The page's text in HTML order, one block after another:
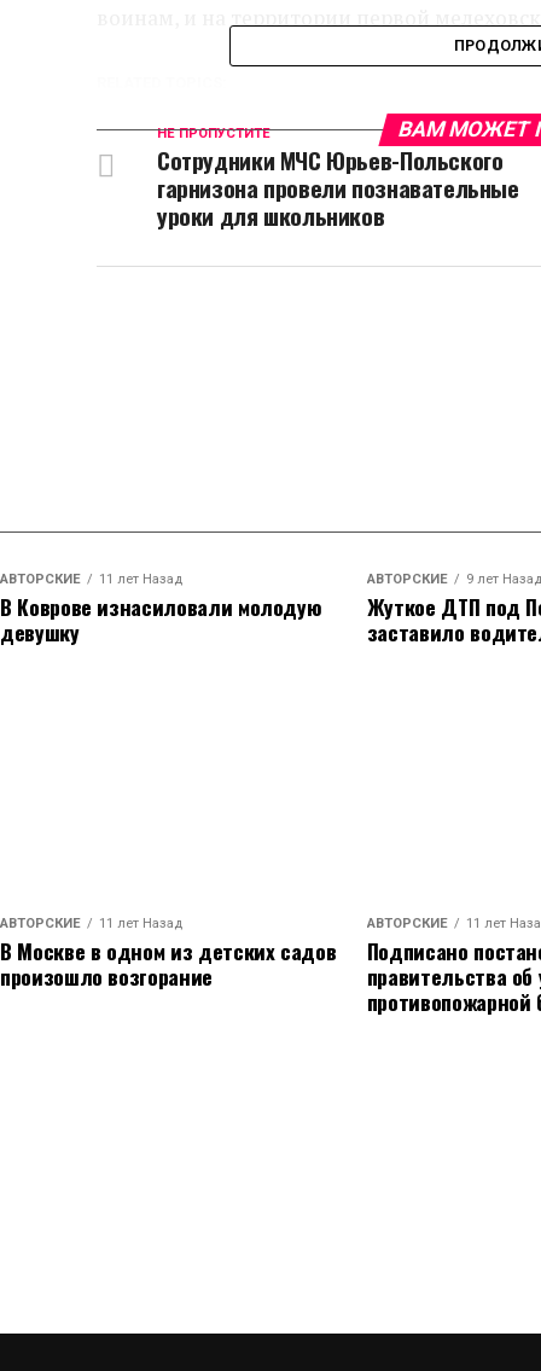
НЕ ПРОПУСТИТЕ
Сотрудники МЧС Юрьев-Польского
гарнизона провели познавательные
уроки для школьников
ВАМ МОЖЕТ
АВТОРСКИЕ 11 лет Назад
В Коврове изнасиловали молодую
девушку
АВТОРСКИЕ 9 лет Назад
Жуткое ДТП под
заставило
АВТОРСКИЕ 11 лет Назад
В Москве в одном из детских садов
произошло возгорание
АВТОРСКИЕ 11 лет
Подписано
правительства
противопожарной